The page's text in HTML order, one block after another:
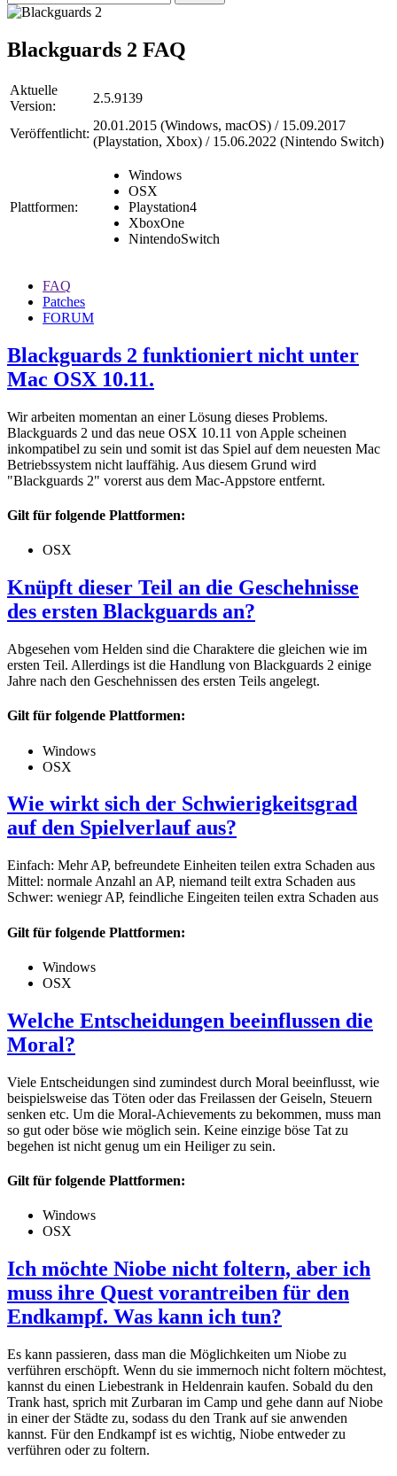
Blackguards 2 FAQ
Aktuelle
Version:
2.5.9139
Veröffentlicht:
20.01.2015 (Windows, macOS) / 15.09.2017
(Playstation, Xbox) / 15.06.2022 (Nintendo Switch)
Plattformen:
Windows
OSX
Playstation4
XboxOne
NintendoSwitch
FAQ
Patches
FORUM
Blackguards 2 funktioniert nicht unter
Mac OSX 10.11.
Wir arbeiten momentan an einer Lösung dieses Problems.
Blackguards 2 und das neue OSX 10.11 von Apple scheinen
inkompatibel zu sein und somit ist das Spiel auf dem neuesten Mac
Betriebssystem nicht lauffähig. Aus diesem Grund wird
"Blackguards 2" vorerst aus dem Mac-Appstore entfernt.
Gilt für folgende Plattformen:
OSX
Knüpft dieser Teil an die Geschehnisse
des ersten Blackguards an?
Abgesehen vom Helden sind die Charaktere die gleichen wie im
ersten Teil. Allerdings ist die Handlung von Blackguards 2 einige
Jahre nach den Geschehnissen des ersten Teils angelegt.
Gilt für folgende Plattformen:
Windows
OSX
Wie wirkt sich der Schwierigkeitsgrad
auf den Spielverlauf aus?
Einfach: Mehr AP, befreundete Einheiten teilen extra Schaden aus
Mittel: normale Anzahl an AP, niemand teilt extra Schaden aus
Schwer: weniegr AP, feindliche Eingeiten teilen extra Schaden aus
Gilt für folgende Plattformen:
Windows
OSX
Welche Entscheidungen beeinflussen die
Moral?
Viele Entscheidungen sind zumindest durch Moral beeinflusst, wie
beispielsweise das Töten oder das Freilassen der Geiseln, Steuern
senken etc. Um die Moral-Achievements zu bekommen, muss man
so gut oder böse wie möglich sein. Keine einzige böse Tat zu
begehen ist nicht genug um ein Heiliger zu sein.
Gilt für folgende Plattformen:
Windows
OSX
Ich möchte Niobe nicht foltern, aber ich
muss ihre Quest vorantreiben für den
Endkampf. Was kann ich tun?
Es kann passieren, dass man die Möglichkeiten um Niobe zu
verführen erschöpft. Wenn du sie immernoch nicht foltern möchtest,
kannst du einen Liebestrank in Heldenrain kaufen. Sobald du den
Trank hast, sprich mit Zurbaran im Camp und gehe dann auf Niobe
in einer der Städte zu, sodass du den Trank auf sie anwenden
kannst. Für den Endkampf ist es wichtig, Niobe entweder zu
verführen oder zu foltern.